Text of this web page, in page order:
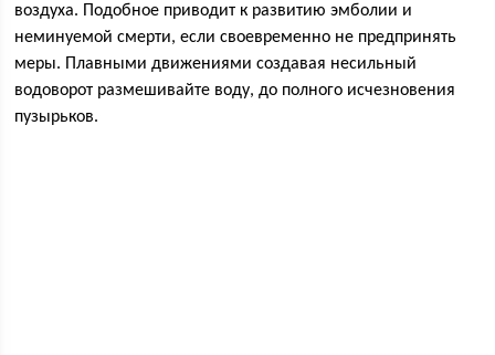
воздуха. Подобное приводит к развитию эмболии и
неминуемой смерти, если своевременно не предпринять
меры. Плавными движениями создавая несильный
водоворот размешивайте воду, до полного исчезновения
пузырьков.